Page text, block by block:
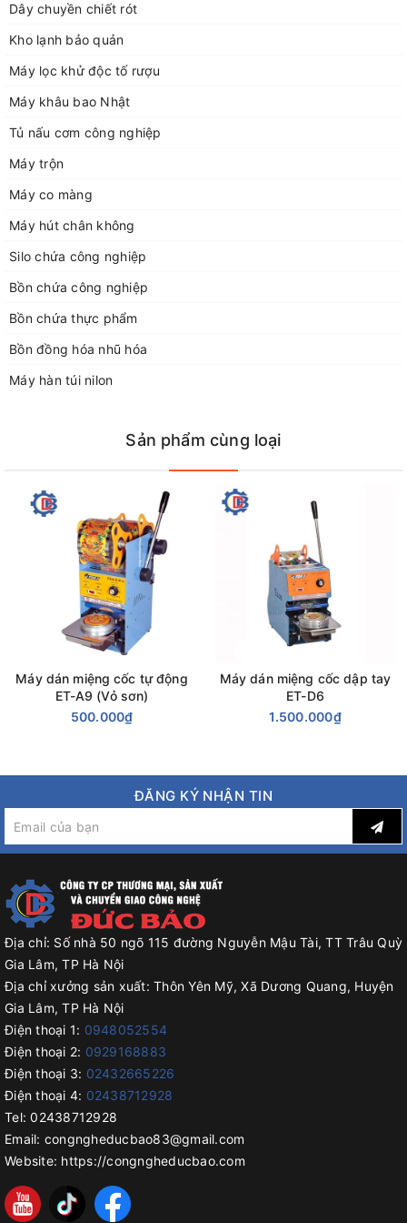
Thông số kỹ thuật của máy dán miệng cốc ET-
Điện nguồn : 220 V – Công suất : 350 W
Năng suất : 300 -400 cốc/giờ
Xuất xứ : Trung Quốc
Vật liệu chế tạo máy inox.
Bảo hành : 12 tháng.
Dòng sản phẩm máy dán miệng cốc tự động ET-Q9 được thiết
kế nhỏ gọn, rất thuận tiện cho việc di chuyển.
Công ty Đức Bảocung cấp giải pháp tốt nhất về các loại máy
đóng gói công nghiệp. Chúng tôi là nhà sản xuất được khách
hàng đánh giá cao về năng lực cũng như dịch vụ. Công ty còn
cung cấp rất nhiều loại máy đóng gói công nghiệp khác phục vụ
cho từng nhu cầu sản xuất khác nhau.
Máy đóng gói định lượng cốc
Máy cân định lượng trục vit
Dây chuyền chiết rót
Kho lạnh bảo quản
Máy lọc khử độc tố rượu
Máy khâu bao Nhật
Tủ nấu cơm công nghiệp
Máy trộn
Máy co màng
Máy hút chân không
Silo chứa công nghiệp
Bồn chứa công nghiệp
Bồn chứa thực phẩm
Bồn đồng hóa nhũ hóa
Máy hàn túi nilon
Sản phẩm cùng loại
Máy dán miệng cốc tự động
ET-A9 (Vỏ sơn)
500.000₫
Máy dán miệng cốc dập tay
ET-D6
1.500.000₫
ĐĂNG KÝ NHẬN TIN
Địa chỉ: Số nhà 50 ngõ 115 đường Nguyễn Mậu Tài, TT Trâu Quỳ
Gia Lâm, TP Hà Nội
Địa chỉ xưởng sản xuất: Thôn Yên Mỹ, Xã Dương Quang, Huyện
Gia Lâm, TP Hà Nội
Điện thoại 1: 0948052554
Điện thoại 2: 0929168883
Điện thoại 3: 02432665226
Điện thoại 4: 02438712928
Tel: 02438712928
Email: congngheducbao83@gmail.com
Website: https://congngheducbao.com